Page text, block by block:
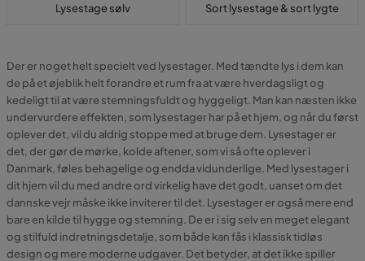
Lysestage sølv Sort lysestage & sort lygte
Der er noget helt specielt ved lysestager. Med tændte lys i dem kan
de på et øjeblik helt forandre et rum fra at være hverdagsligt og
kedeligt til at være stemningsfuldt og hyggeligt. Man kan næsten ikke
undervurdere effekten, som lysestager har på et hjem, og når du først
oplever det, vil du aldrig stoppe med at bruge dem. Lysestager er
det, der gør de mørke, kolde aftener, som vi så ofte oplever i
Danmark, føles behagelige og endda vidunderlige. Med lysestager i
dit hjem vil du med andre ord virkelig have det godt, uanset om det
dannske vejr måske ikke inviterer til det. Lysestager er også mere end
bare en kilde til hygge og stemning. De er i sig selv en meget elegant
og stilfuld indretningsdetalje, som både kan fås i klassisk tidløs
design og mere moderne udgaver. Det betyder, at det ikke spiller